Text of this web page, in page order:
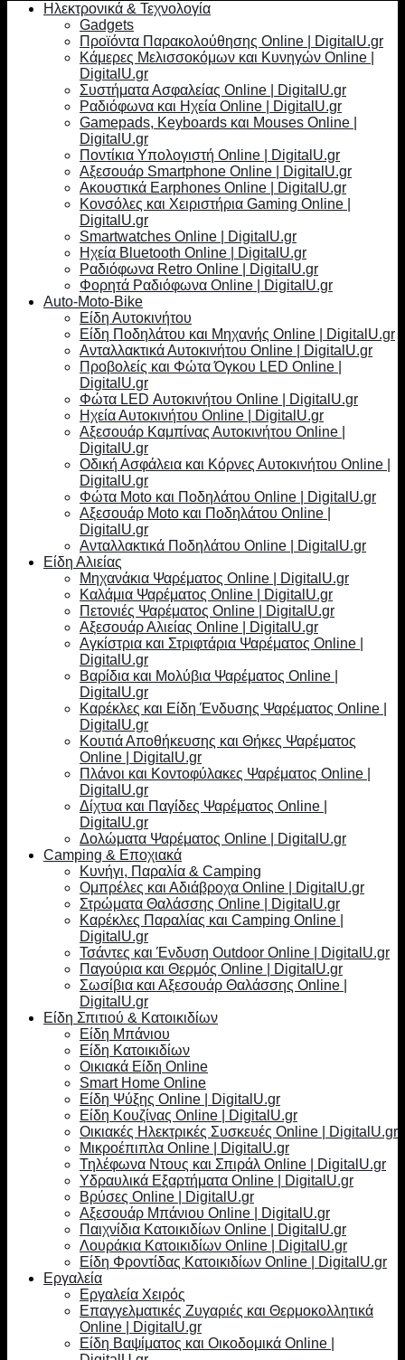
Ηλεκτρονικά & Τεχνολογία
Gadgets
Προϊόντα Παρακολούθησης Online | DigitalU.gr
Κάμερες Μελισσοκόμων και Κυνηγών Online |
DigitalU.gr
Συστήματα Ασφαλείας Online | DigitalU.gr
Ραδιόφωνα και Ηχεία Online | DigitalU.gr
Gamepads, Keyboards και Mouses Online |
DigitalU.gr
Ποντίκια Υπολογιστή Online | DigitalU.gr
Αξεσουάρ Smartphone Online | DigitalU.gr
Ακουστικά Earphones Online | DigitalU.gr
Κονσόλες και Χειριστήρια Gaming Online |
DigitalU.gr
Smartwatches Online | DigitalU.gr
Ηχεία Bluetooth Online | DigitalU.gr
Ραδιόφωνα Retro Online | DigitalU.gr
Φορητά Ραδιόφωνα Online | DigitalU.gr
Auto-Moto-Bike
Είδη Αυτοκινήτου
Είδη Ποδηλάτου και Μηχανής Online | DigitalU.gr
Ανταλλακτικά Αυτοκινήτου Online | DigitalU.gr
Προβολείς και Φώτα Όγκου LED Online |
DigitalU.gr
Φώτα LED Αυτοκινήτου Online | DigitalU.gr
Ηχεία Αυτοκινήτου Online | DigitalU.gr
Αξεσουάρ Καμπίνας Αυτοκινήτου Online |
DigitalU.gr
Οδική Ασφάλεια και Κόρνες Αυτοκινήτου Online |
DigitalU.gr
Φώτα Moto και Ποδηλάτου Online | DigitalU.gr
Αξεσουάρ Moto και Ποδηλάτου Online |
DigitalU.gr
Ανταλλακτικά Ποδηλάτου Online | DigitalU.gr
Είδη Αλιείας
Μηχανάκια Ψαρέματος Online | DigitalU.gr
Καλάμια Ψαρέματος Online | DigitalU.gr
Πετονιές Ψαρέματος Online | DigitalU.gr
Αξεσουάρ Αλιείας Online | DigitalU.gr
Αγκίστρια και Στριφτάρια Ψαρέματος Online |
DigitalU.gr
Βαρίδια και Μολύβια Ψαρέματος Online |
DigitalU.gr
Καρέκλες και Είδη Ένδυσης Ψαρέματος Online |
DigitalU.gr
Κουτιά Αποθήκευσης και Θήκες Ψαρέματος
Online | DigitalU.gr
Πλάνοι και Κοντοφύλακες Ψαρέματος Online |
DigitalU.gr
Δίχτυα και Παγίδες Ψαρέματος Online |
DigitalU.gr
Δολώματα Ψαρέματος Online | DigitalU.gr
Camping & Εποχιακά
Κυνήγι, Παραλία & Camping
Ομπρέλες και Αδιάβροχα Online | DigitalU.gr
Στρώματα Θαλάσσης Online | DigitalU.gr
Καρέκλες Παραλίας και Camping Online |
DigitalU.gr
Τσάντες και Ένδυση Outdoor Online | DigitalU.gr
Παγούρια και Θερμός Online | DigitalU.gr
Σωσίβια και Αξεσουάρ Θαλάσσης Online |
DigitalU.gr
Είδη Σπιτιού & Κατοικιδίων
Είδη Μπάνιου
Είδη Κατοικιδίων
Οικιακά Είδη Online
Smart Home Online
Είδη Ψύξης Online | DigitalU.gr
Είδη Κουζίνας Online | DigitalU.gr
Οικιακές Ηλεκτρικές Συσκευές Online | DigitalU.gr
Μικροέπιπλα Online | DigitalU.gr
Τηλέφωνα Ντους και Σπιράλ Online | DigitalU.gr
Υδραυλικά Εξαρτήματα Online | DigitalU.gr
Βρύσες Online | DigitalU.gr
Αξεσουάρ Μπάνιου Online | DigitalU.gr
Παιχνίδια Κατοικιδίων Online | DigitalU.gr
Λουράκια Κατοικιδίων Online | DigitalU.gr
Είδη Φροντίδας Κατοικιδίων Online | DigitalU.gr
Εργαλεία
Εργαλεία Χειρός
Επαγγελματικές Ζυγαριές και Θερμοκολλητικά
Online | DigitalU.gr
Είδη Βαψίματος και Οικοδομικά Online |